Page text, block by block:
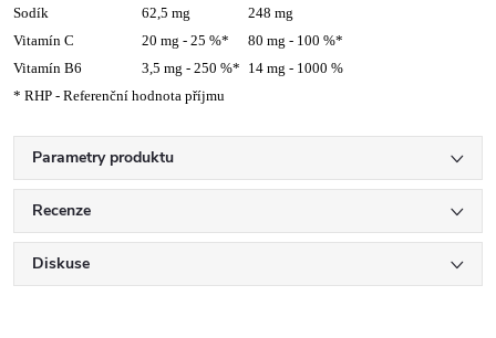
Sodík
62,5 mg
248 mg
Vitamín C
20 mg - 25 %*
80 mg - 100 %*
Vitamín B6
3,5 mg - 250 %* 14 mg - 1000 %
* RHP - Referenční hodnota příjmu
Parametry produktu
Recenze
Diskuse